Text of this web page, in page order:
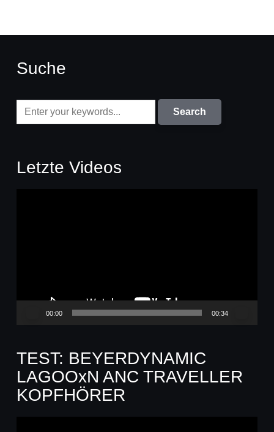
Suche
Letzte Videos
00:00 00:34
TEST: BEYERDYNAMIC
LAGOOxN ANC TRAVELLER
KOPFHÖRER